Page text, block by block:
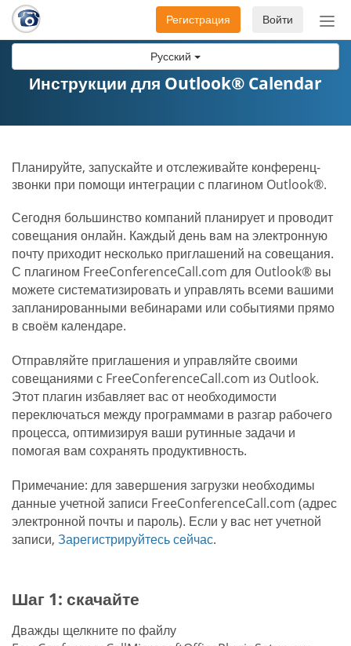
Русский
Войти
Регистрация
Инструкции для Outlook® Calendar
Планируйте, запускайте и отслеживайте конференц-
звонки при помощи интеграции с плагином Outlook®.
Сегодня большинство компаний планирует и проводит
совещания онлайн. Каждый день вам на электронную
почту приходит несколько приглашений на совещания.
С плагином FreeConferenceCall.com для Outlook® вы
можете систематизировать и управлять всеми вашими
запланированными вебинарами или событиями прямо
в своём календаре.
Отправляйте приглашения и управляйте своими
совещаниями с FreeConferenceCall.com из Outlook.
Этот плагин избавляет вас от необходимости
переключаться между программами в разгар рабочего
процесса, оптимизируя ваши рутинные задачи и
помогая вам сохранять продуктивность.
Примечание: для завершения загрузки необходимы
данные учетной записи FreeConferenceCall.com (адрес
электронной почты и пароль). Если у вас нет учетной
записи, Зарегистрируйтесь сейчас.
Шаг 1: скачайте
Дважды щелкните по файлу